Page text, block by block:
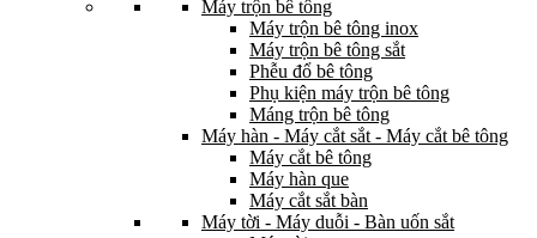
Máy trộn bê tông
Máy trộn bê tông inox
Máy trộn bê tông sắt
Phễu đổ bê tông
Phụ kiện máy trộn bê tông
Máng trộn bê tông
Máy hàn - Máy cắt sắt - Máy cắt bê tông
Máy cắt bê tông
Máy hàn que
Máy cắt sắt bàn
Máy tời - Máy duỗi - Bàn uốn sắt